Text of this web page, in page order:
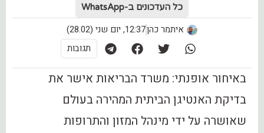
כל העדכונים ב-WhatsApp
איתמר כהן12:37, יום שני (28.02)
תגובות
באיחור אופנתי: משרד הבריאות אישר את
בדיקת האנטיגן הביתית המהירה בעולם
שאושרה על ידי מינהל המזון והתרופות